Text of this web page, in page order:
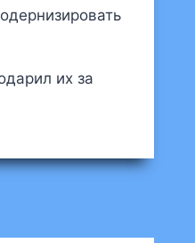
их за